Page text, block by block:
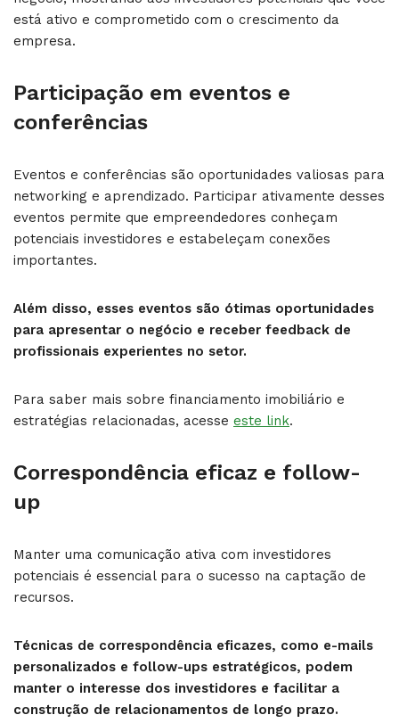
está ativo e comprometido com o crescimento da
empresa.
Participação em eventos e
conferências
Eventos e conferências são oportunidades valiosas para
networking e aprendizado. Participar ativamente desses
eventos permite que empreendedores conheçam
potenciais investidores e estabeleçam conexões
importantes.
Além disso, esses eventos são ótimas oportunidades
para apresentar o negócio e receber feedback de
profissionais experientes no setor.
Para saber mais sobre financiamento imobiliário e
estratégias relacionadas, acesse este link.
Correspondência eficaz e follow-
up
Manter uma comunicação ativa com investidores
potenciais é essencial para o sucesso na captação de
recursos.
Técnicas de correspondência eficazes, como e-mails
personalizados e follow-ups estratégicos, podem
manter o interesse dos investidores e facilitar a
construção de relacionamentos de longo prazo.